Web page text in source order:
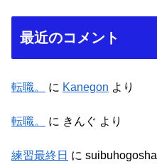
最近のコメント
転職。 に Kanegon より
転職。 に きんぐ より
練習最終日 に suibuhogosha